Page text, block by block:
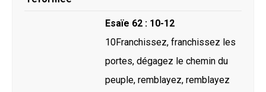
Esaïe 62 : 10-12
10Franchissez, franchissez les
portes, dégagez le chemin du
peuple, remblayez, remblayez